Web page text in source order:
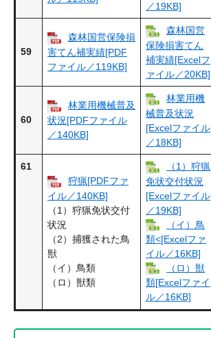
／19KB]
59
森林国営保険損
害てん補実績[PDF
ファイル／119KB]
森林国営
保険損害てん
補実績[Excelフ
ァイル／20KB]
60
林業用機械普及
状況[PDFファイル
／140KB]
林業用機
械普及状況
[Excelファイル
／18KB]
61
狩猟[PDFファ
イル／140KB]
（1）狩猟免状交付
状況
（2）捕獲された鳥
獣
（イ）鳥類
（ロ）獣類
（1）狩猟
免状交付状況
[Excelファイル
／19KB]
（イ）鳥
類<[Excelファ
イル／16KB]
（ロ）獣
類[Excelファイ
ル／16KB]